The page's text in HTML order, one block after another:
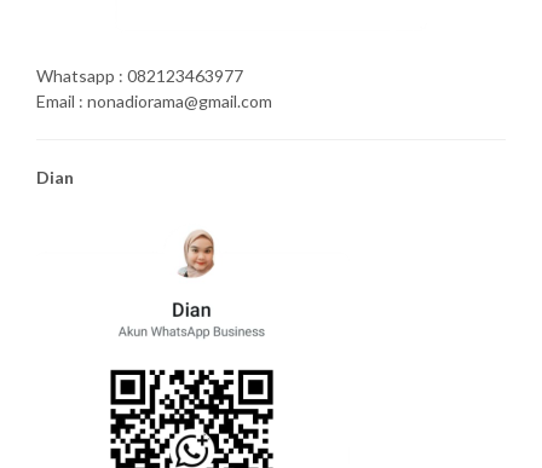
Whatsapp : 082123463977
Email : nonadiorama@gmail.com
Dian